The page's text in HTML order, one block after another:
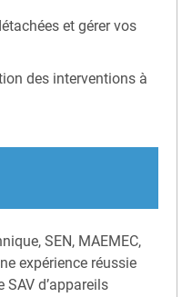
et gérer vos
des interventions à
SEN, MAEMEC,
expérience réussie
SAV d’appareils